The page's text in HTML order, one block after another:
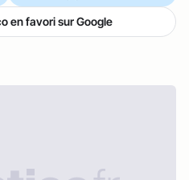
en favori sur Google